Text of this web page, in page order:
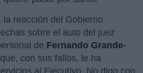
la reacción del Gobierno
sobre el auto del juez
de Fernando Grande-
con sus fallos, le ha
al Ejecutivo. No digo con